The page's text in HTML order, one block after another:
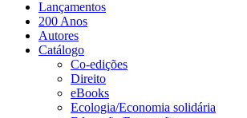
Lançamentos
200 Anos
Autores
Catálogo
Co-edições
Direito
eBooks
Ecologia/Economia solidária